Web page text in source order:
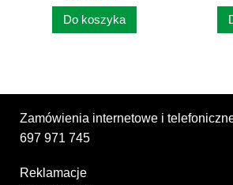
Do koszyka
Zamówienia internetowe i
697 971 745
Reklamacje